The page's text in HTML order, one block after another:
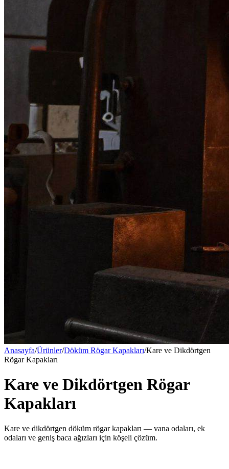
Anasayfa/Ürünler/Döküm Rögar Kapakları/Kare ve Dikdörtgen
Rögar Kapakları
Kare ve Dikdörtgen Rögar
Kapakları
Kare ve dikdörtgen döküm rögar kapakları — vana odaları, ek
odaları ve geniş baca ağızları için köşeli çözüm.